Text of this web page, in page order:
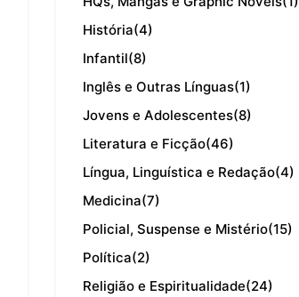
História(4)
Infantil(8)
Inglês e Outras Línguas(1)
Jovens e Adolescentes(8)
Literatura e Ficção(46)
Língua, Linguística e Redação(4)
Medicina(7)
Policial, Suspense e Mistério(15)
Política(2)
Religião e Espiritualidade(24)